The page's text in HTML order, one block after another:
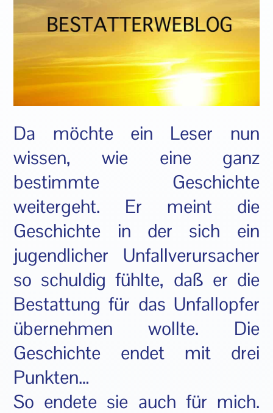
Da möchte ein Leser nun
wissen, wie eine ganz
bestimmte Geschichte
weitergeht. Er meint die
Geschichte in der sich ein
jugendlicher Unfallverursacher
so schuldig fühlte, daß er die
Bestattung für das Unfallopfer
übernehmen wollte. Die
Geschichte endet mit drei
Punkten…
So endete sie auch für mich.